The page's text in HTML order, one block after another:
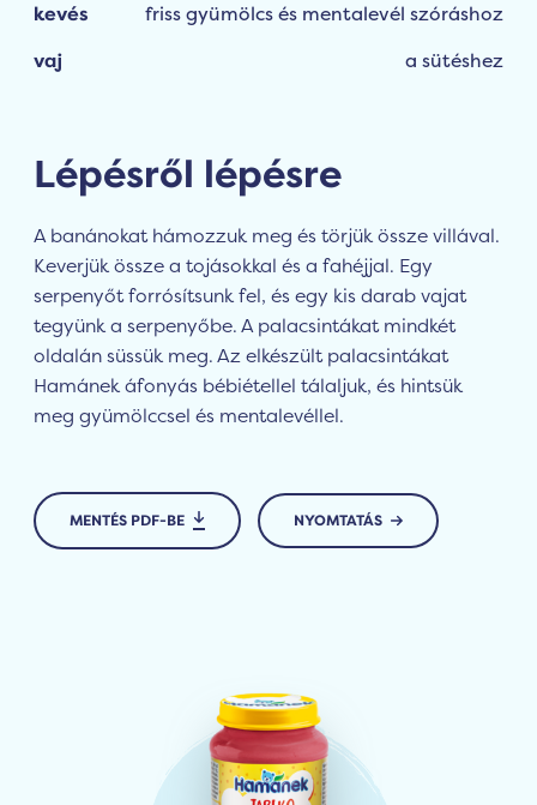
kevés
friss gyümölcs és mentalevél szóráshoz
vaj
a sütéshez
Lépésről lépésre
A banánokat hámozzuk meg és törjük össze villával.
Keverjük össze a tojásokkal és a fahéjjal. Egy
serpenyőt forrósítsunk fel, és egy kis darab vajat
tegyünk a serpenyőbe. A palacsintákat mindkét
oldalán süssük meg. Az elkészült palacsintákat
Hamánek áfonyás bébiétellel tálaljuk, és hintsük
meg gyümölccsel és mentalevéllel.
MENTÉS PDF-BE NYOMTATÁS